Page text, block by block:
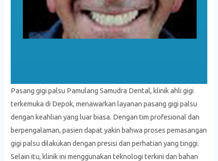
Pasang gigi palsu Pamulang Samudra Dental, klinik ahli gigi
terkemuka di Depok, menawarkan layanan pasang gigi palsu
dengan keahlian yang luar biasa. Dengan tim profesional dan
berpengalaman, pasien dapat yakin bahwa proses pemasangan
gigi palsu dilakukan dengan presisi dan perhatian yang tinggi.
Selain itu, klinik ini menggunakan teknologi terkini dan bahan